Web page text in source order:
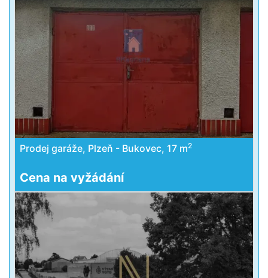
Prodej garáže, Plzeň - Bukovec, 17 m2
Cena na vyžádání